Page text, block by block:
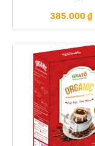
385.000₫